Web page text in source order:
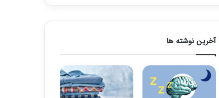
آخرین نوشته ها